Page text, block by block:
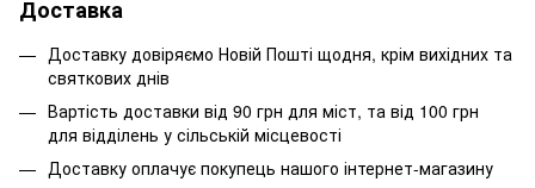
Доставка
Доставку довіряємо Новій Пошті щодня, крім вихідних та
святкових днів
Вартість доставки від 90 грн для міст, та від 100 грн
для відділень у сільській місцевості
Доставку оплачує покупець нашого інтернет-магазину